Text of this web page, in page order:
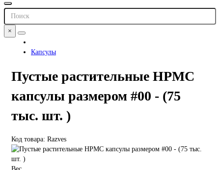
×
Капсулы
Пустые растительные HPMC
капсулы размером #00 - (75
тыс. шт. )
Код товара: Razves